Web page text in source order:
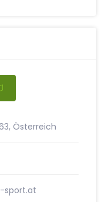
Österreich
sport.at